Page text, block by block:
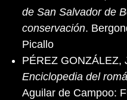
de San Salvador de
conservación.
Picallo
PÉREZ GONZÁLEZ,
Enciclopedia del
Aguilar de Campoo: